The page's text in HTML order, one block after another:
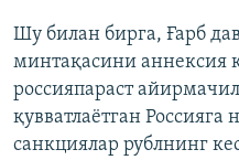
Шу билан бирга, Ғарб
минтақасини аннексия
россияпараст
қувватлаётган
санкциялар рублнинг